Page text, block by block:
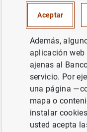
zona del
Aceptar
Además,
aplicación web
ajenas al
servicio. Por
una página
mapa o
instalar
usted acepta